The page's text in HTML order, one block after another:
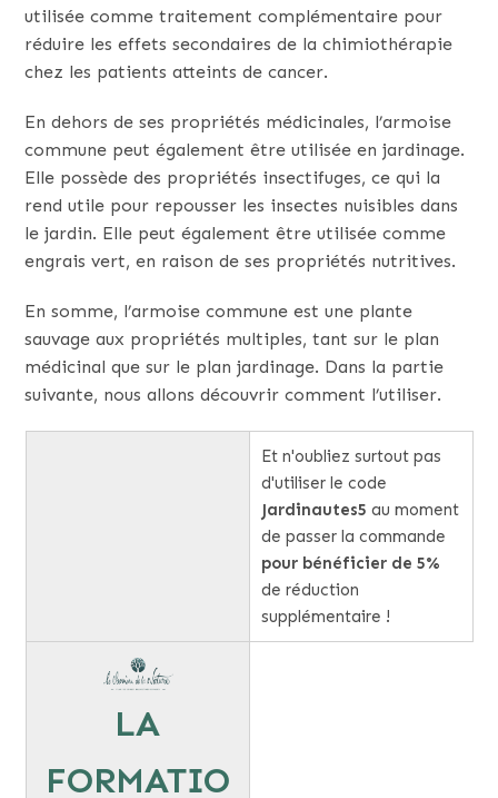
utilisée comme traitement complémentaire pour
réduire les effets secondaires de la chimiothérapie
chez les patients atteints de cancer.
En dehors de ses propriétés médicinales, l’armoise
commune peut également être utilisée en jardinage.
Elle possède des propriétés insectifuges, ce qui la
rend utile pour repousser les insectes nuisibles dans
le jardin. Elle peut également être utilisée comme
engrais vert, en raison de ses propriétés nutritives.
En somme, l’armoise commune est une plante
sauvage aux propriétés multiples, tant sur le plan
médicinal que sur le plan jardinage. Dans la partie
suivante, nous allons découvrir comment l’utiliser.
Et n'oubliez surtout pas
d'utiliser le code
Jardinautes5 au moment
de passer la commande
pour bénéficier de 5%
de réduction
supplémentaire !
LA
FORMATIO